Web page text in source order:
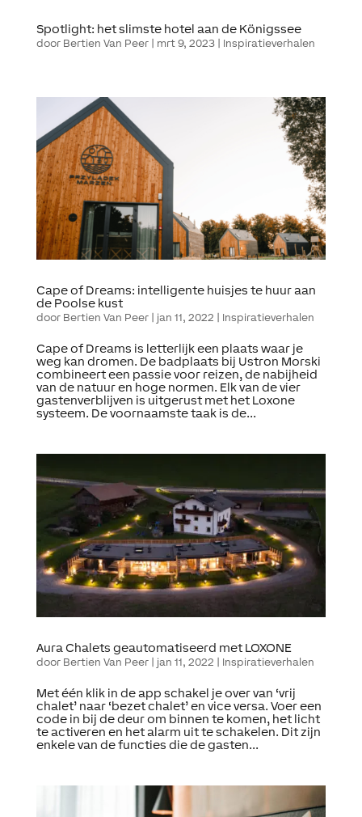
Spotlight: het slimste hotel aan de Königssee
door Bertien Van Peer| mrt 9, 2023| Inspiratieverhalen
Cape of Dreams: intelligente huisjes te huur aan
de Poolse kust
door Bertien Van Peer| jan 11, 2022 Inspiratieverhalen
Cape of Dreams is letterlijk een plaats waar je
weg kan dromen. De badplaats bij Ustron Morski
combineert een passie voor reizen, de nabijheid
van de natuur en hoge normen. Elk van de vier
gastenverblijven is uitgerust met het Loxone
systeem. De voornaamste taak is de...
Aura Chalets geautomatiseerd met LOXONE
door Bertien Van Peer| jan 11, 2022 | Inspiratieverhalen
Met één klik in de app schakel je over van ‘vrij
chalet’ naar ‘bezet chalet’ en vice versa. Voer een
code in bij de deur om binnen te komen, het licht
te activeren en het alarm uit te schakelen. Dit zijn
enkele van de functies die de gasten...